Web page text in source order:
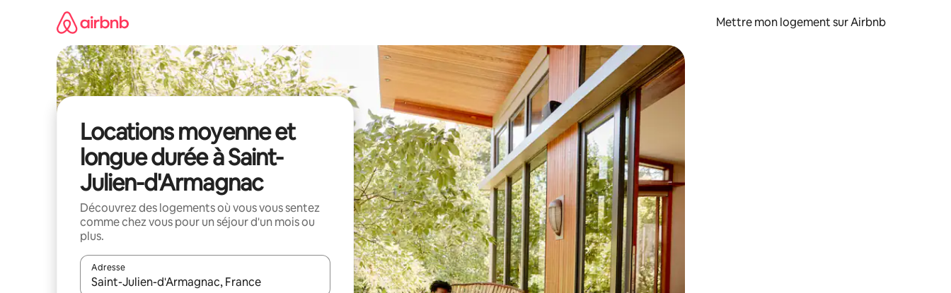
Mettre mon logement sur Airbnb
Locations moyenne et
longue durée à Saint-
Julien-d'Armagnac
Découvrez des logements où vous vous sentez
comme chez vous pour un séjour d'un mois ou
plus.
Adresse
Lorsque les résultats s'affichent, utilisez les flèches vers le haut et vers le bas pour les parcourir ou en appuyant et en faisant glisser.